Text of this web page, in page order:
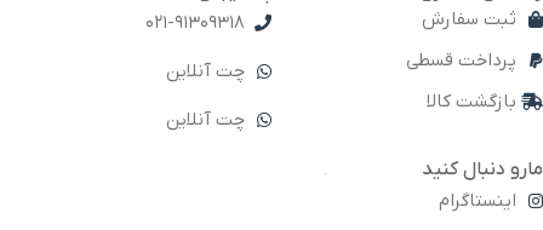
ثبت سفارش
پرداخت قسطی
بازگشت کالا
021-91309318
چت آنلاین
چت آنلاین
مارو دنبال کنید
اینستاگرام